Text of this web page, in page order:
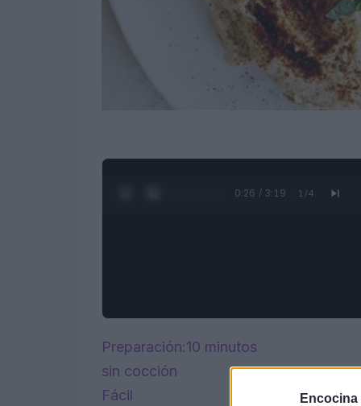
Encocina
0:28 / 3:19 1 /4
Preparación:10 minutos
sin cocción
Fácil